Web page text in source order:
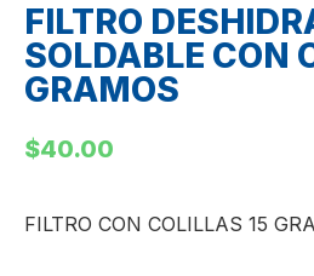
FILTRO
SOLDABLE CON
GRAMOS
$40.00
FILTRO CON COLILLAS 15